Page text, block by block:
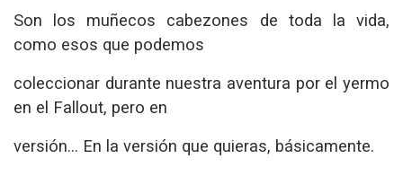
Son los muñecos cabezones de toda la vida,
como esos que podemos
coleccionar durante nuestra aventura por el yermo
en el Fallout, pero en
versión… En la versión que quieras, básicamente.